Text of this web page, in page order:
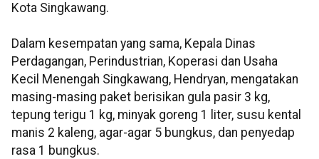
Kota Singkawang.
Dalam kesempatan yang sama, Kepala Dinas
Perdagangan, Perindustrian, Koperasi dan Usaha
Kecil Menengah Singkawang, Hendryan, mengatakan
masing-masing paket berisikan gula pasir 3 kg,
tepung terigu 1 kg, minyak goreng 1 liter, susu kental
manis 2 kaleng, agar-agar 5 bungkus, dan penyedap
rasa 1 bungkus.